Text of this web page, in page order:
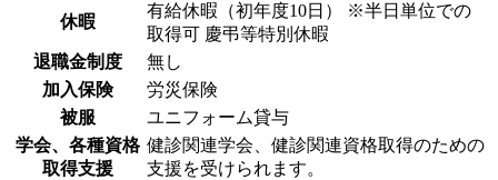
休暇
有給休暇（初年度10日） ※半日単位での
取得可 慶弔等特別休暇
退職金制度
無し
加入保険
労災保険
被服
ユニフォーム貸与
学会、各種資格
取得支援
健診関連学会、健診関連資格取得のための
支援を受けられます。